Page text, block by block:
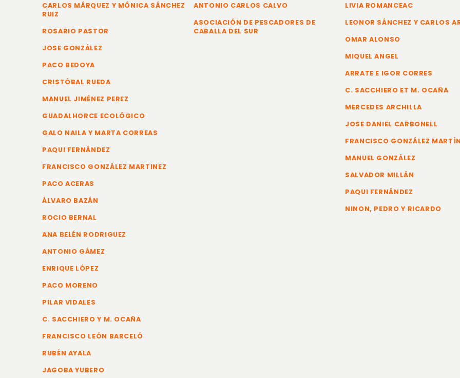
CARLOS MÁRQUEZ Y MÓNICA SÁNCHEZ
RUIZ
ROSARIO PASTOR
JOSE GONZÁLEZ
PACO BEDOYA
CRISTÓBAL RUEDA
MANUEL JIMÉNEZ PEREZ
GUADALHORCE ECOLÓGICO
GALO NAILA Y MARTA CORREAS
PAQUI FERNÁNDEZ
FRANCISCO GONZÁLEZ MARTINEZ
PACO ACERAS
ÁLVARO BAZÁN
ROCIO BERNAL
ANA BELÉN RODRIGUEZ
ANTONIO GÁMEZ
ENRIQUE LÓPEZ
PACO MORENO
PILAR VIDALES
C. SACCHIERO Y M. OCAÑA
FRANCISCO LEÓN BARCELÓ
RUBÉN AYALA
JAGOBA YUBERO
ANTONIO CARLOS CALVO
ASOCIACIÓN DE PESCADORES DE
CABALLA DEL SUR
LIVIA ROMANCEAC
LEONOR SÁNCHEZ Y CARLOS
OMAR ALONSO
MIQUEL ANGEL
ARRATE E IGOR CORRES
C. SACCHIERO ET M. OCAÑA
MERCEDES ARCHILLA
JOSE DANIEL CARBONELL
FRANCISCO GONZÁLEZ MARTÍN
MANUEL GONZÁLEZ
SALVADOR MILLÁN
PAQUI FERNÁNDEZ
NINON, PEDRO Y RICARDO